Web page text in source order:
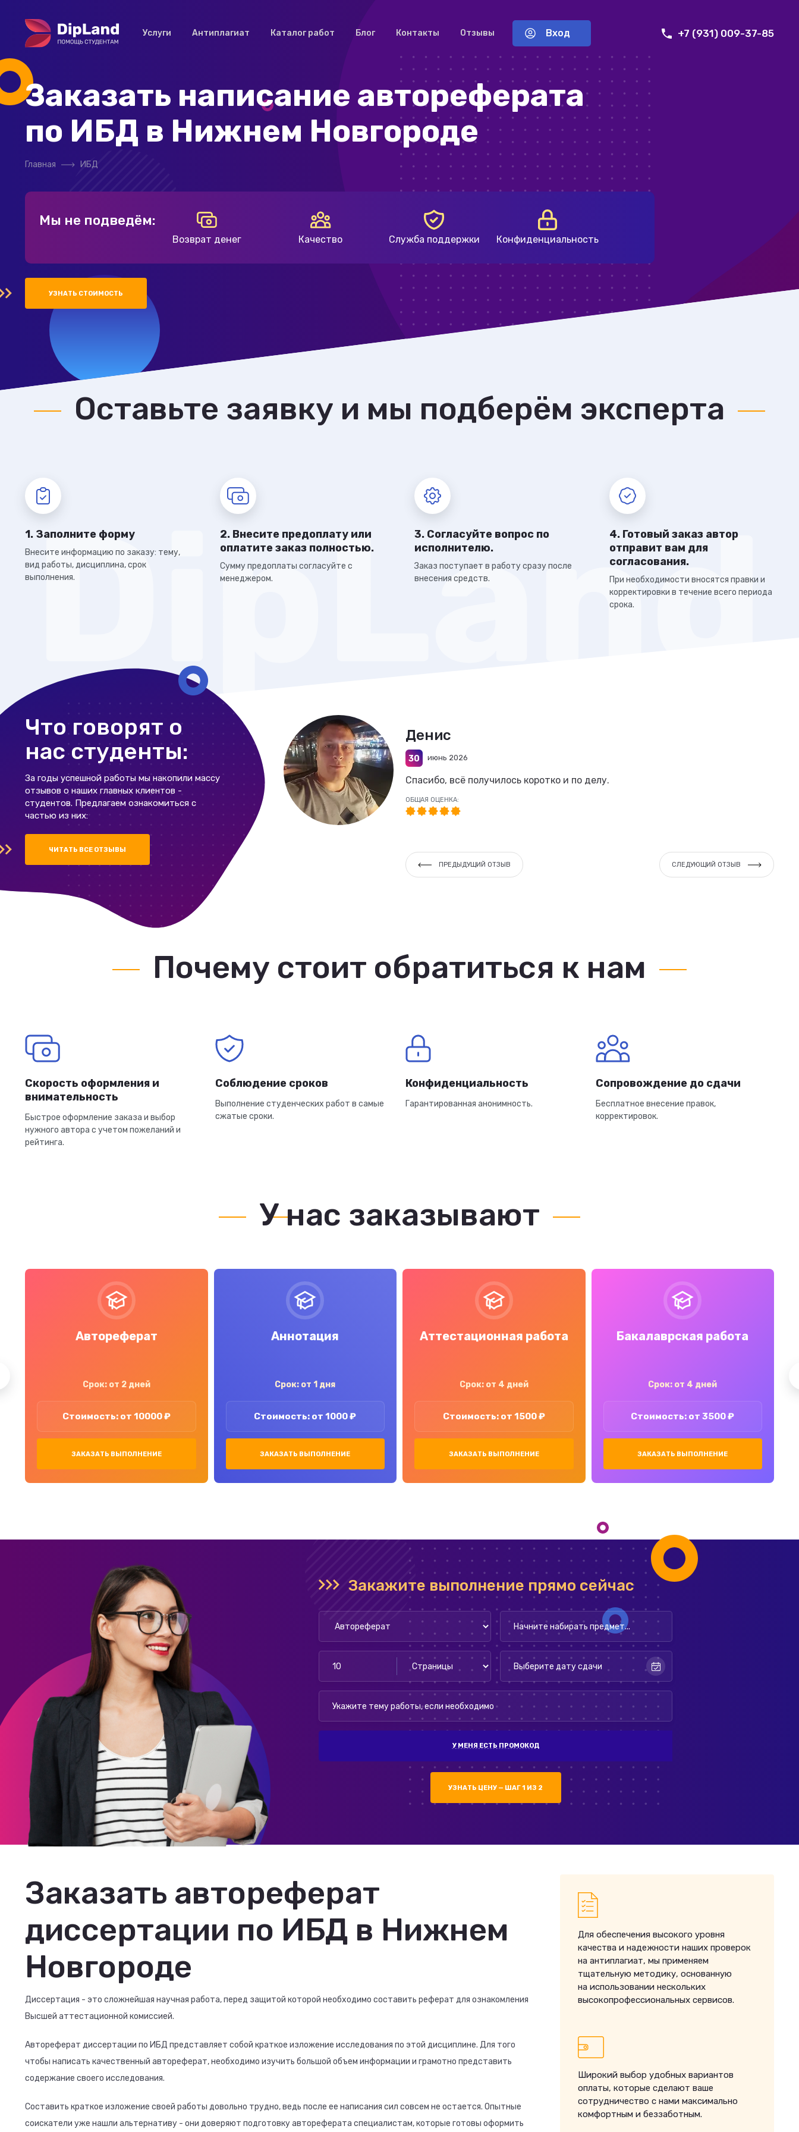
Услуги Антиплагиат Каталог работ Блог Контакты Отзывы Вход +7 (931) 009-37-85
Заказать написание автореферата
по ИБД в Нижнем Новгороде
Главная ИБД
Мы не подведём:
Возврат денег Качество Служба поддержки Конфиденциальность
УЗНАТЬ СТОИМОСТЬ
Оставьте заявку и мы подберём эксперта
1. Заполните форму
Внесите информацию по заказу: тему,
вид работы, дисциплина, срок
выполнения.
2. Внесите предоплату или
оплатите заказ полностью.
Сумму предоплаты согласуйте с
менеджером.
3. Согласуйте вопрос по
исполнителю.
Заказ поступает в работу сразу после
внесения средств.
4. Готовый заказ автор
отправит вам для
согласования.
При необходимости вносятся правки и
корректировки в течение всего периода
срока.
Что говорят о
нас студенты:
За годы успешной работы мы накопили массу
отзывов о наших главных клиентов -
студентов. Предлагаем ознакомиться с
частью из них:
ЧИТАТЬ ВСЕ ОТЗЫВЫ
Денис
30 июнь 2026
Спасибо, всё получилось коротко и по делу.
ОБЩАЯ ОЦЕНКА:
ПРЕДЫДУЩИЙ ОТЗЫВ СЛЕДУЮЩИЙ ОТЗЫВ
Почему стоит обратиться к нам
Скорость оформления и
внимательность
Быстрое оформление заказа и выбор
нужного автора с учетом пожеланий и
рейтинга.
Соблюдение сроков
Выполнение студенческих работ в самые
сжатые сроки.
Конфиденциальность
Гарантированная анонимность.
Сопровождение до сдачи
Бесплатное внесение правок,
корректировок.
У нас заказывают
Автореферат
Срок: от 2 дней
Стоимость: от 10000 ₽
ЗАКАЗАТЬ ВЫПОЛНЕНИЕ
Аннотация
Срок: от 1 дня
Стоимость: от 1000 ₽
ЗАКАЗАТЬ ВЫПОЛНЕНИЕ
Аттестационная работа
Срок: от 4 дней
Стоимость: от 1500 ₽
ЗАКАЗАТЬ ВЫПОЛНЕНИЕ
Бакалаврская работа
Срок: от 4 дней
Стоимость: от 3500 ₽
ЗАКАЗАТЬ ВЫПОЛНЕНИЕ
Закажите выполнение прямо сейчас
У МЕНЯ ЕСТЬ ПРОМОКОД
УЗНАТЬ ЦЕНУ — ШАГ 1 ИЗ 2
Заказать автореферат
диссертации по ИБД в Нижнем
Новгороде
Диссертация - это сложнейшая научная работа, перед защитой которой необходимо составить реферат для ознакомления
Высшей аттестационной комиссией.
Автореферат диссертации по ИБД представляет собой краткое изложение исследования по этой дисциплине. Для того
чтобы написать качественный автореферат, необходимо изучить большой объем информации и грамотно представить
содержание своего исследования.
Составить краткое изложение своей работы довольно трудно, ведь после ее написания сил совсем не остается. Опытные
соискатели уже нашли альтернативу - они доверяют подготовку автореферата специалистам, которые готовы оформить
Для обеспечения высокого уровня
качества и надежности наших проверок
на антиплагиат, мы применяем
тщательную методику, основанную
на использовании нескольких
высокопрофессиональных сервисов.
Широкий выбор удобных вариантов
оплаты, которые сделают ваше
сотрудничество с нами максимально
комфортным и беззаботным.